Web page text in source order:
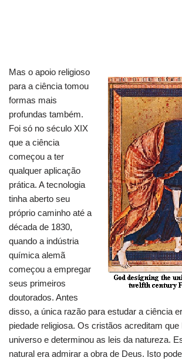
Mas o apoio religioso
para a ciência tomou
formas mais
profundas também.
Foi só no século XIX
que a ciência
começou a ter
qualquer aplicação
prática. A tecnologia
tinha aberto seu
próprio caminho até a
década de 1830,
quando a indústria
química alemã
começou a empregar
seus primeiros
doutorados. Antes
disso, a única razão para estudar a ciência
piedade religiosa. Os cristãos acreditam
universo e determinou as leis da natureza.
natural era admirar a obra de Deus. Isto